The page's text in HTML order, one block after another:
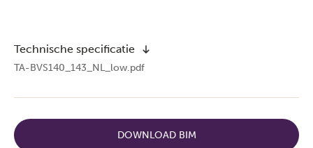
Technische specificatie
TA-BVS140_143_NL_low.pdf
DOWNLOAD BIM